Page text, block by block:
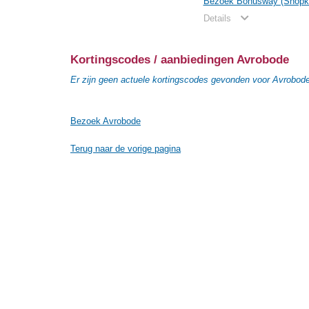
Details
Kortingscodes / aanbiedingen Avrobode
Er zijn geen actuele kortingscodes gevonden voor
Bezoek Avrobode
Terug naar de vorige pagina